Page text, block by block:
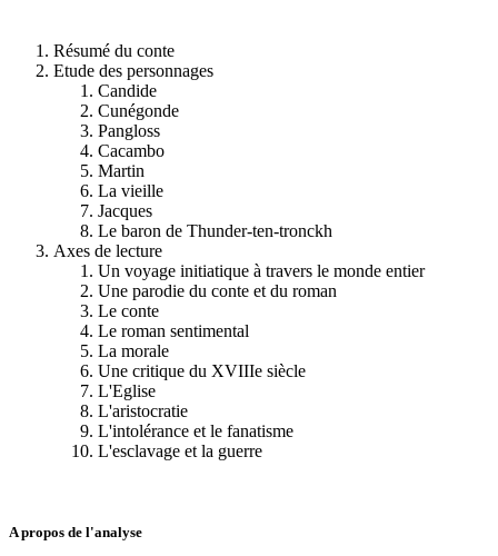
Résumé du conte
Etude des personnages
Candide
Cunégonde
Pangloss
Cacambo
Martin
La vieille
Jacques
Le baron de Thunder-ten-tronckh
Axes de lecture
Un voyage initiatique à travers le monde entier
Une parodie du conte et du roman
Le conte
Le roman sentimental
La morale
Une critique du XVIIIe siècle
L'Eglise
L'aristocratie
L'intolérance et le fanatisme
L'esclavage et la guerre
A propos de l'analyse